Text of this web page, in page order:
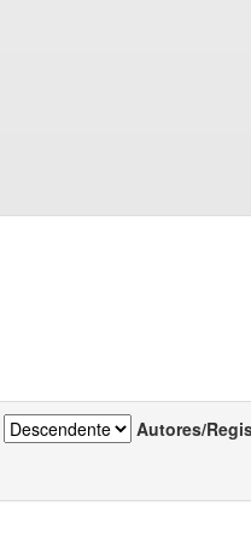
Autores/